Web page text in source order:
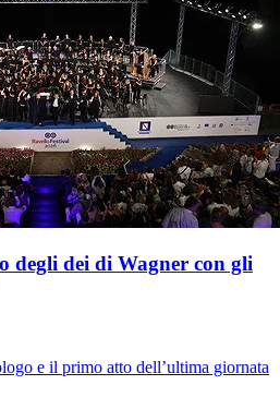
degli dei di Wagner con gli
e il primo atto dell’ultima giornata